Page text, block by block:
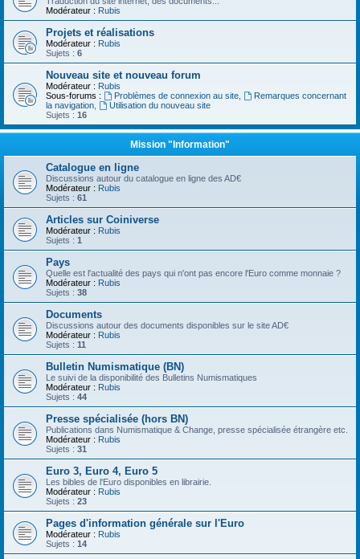
Modérateur : Rubis
Projets et réalisations
Modérateur : Rubis
Sujets : 6
Nouveau site et nouveau forum
Modérateur : Rubis
Sous-forums :
Problèmes de connexion au site,
Remarques concernant
la navigation
Utilisation du nouveau site
Sujets : 16
Mission "Information"
Catalogue en ligne
Discussions autour du catalogue en ligne des AD€
Modérateur : Rubis
Sujets : 61
Articles sur Coiniverse
Modérateur : Rubis
Sujets : 1
Pays
Quelle est l'actualité des pays qui n'ont pas encore l'Euro comme monnaie ?
Modérateur : Rubis
Sujets : 38
Documents
Discussions autour des documents disponibles sur le site AD€
Modérateur : Rubis
Sujets : 11
Bulletin Numismatique (BN)
Le suivi de la disponibilité des Bulletins Numismatiques
Modérateur : Rubis
Sujets : 44
Presse spécialisée (hors BN)
Publications dans Numismatique & Change, presse spécialisée étrangère etc.
Modérateur : Rubis
Sujets : 31
Euro 3, Euro 4, Euro 5
Les bibles de l'Euro disponibles en librairie.
Modérateur : Rubis
Sujets : 23
Pages d'information générale sur l'Euro
Modérateur : Rubis
Sujets : 14